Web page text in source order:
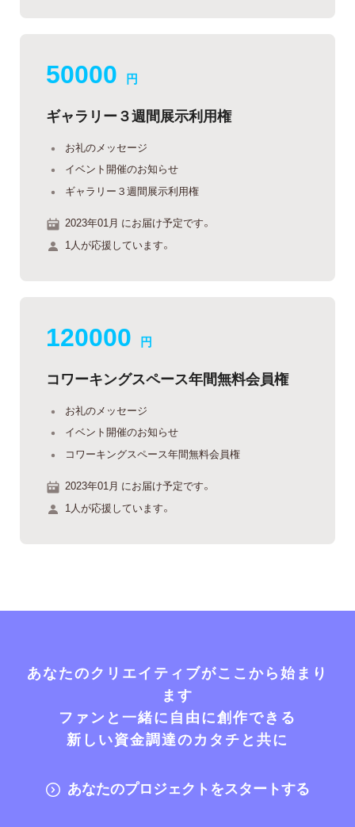
50000 円
ギャラリー３週間展示利用権
お礼のメッセージ
イベント開催のお知らせ
ギャラリー３週間展示利用権
2023年01月 にお届け予定です。
1人が応援しています。
120000 円
コワーキングスペース年間無料会員権
お礼のメッセージ
イベント開催のお知らせ
コワーキングスペース年間無料会員権
2023年01月 にお届け予定です。
1人が応援しています。
あなたのクリエイティブがここから始まり
ます
ファンと一緒に自由に創作できる
新しい資金調達のカタチと共に
あなたのプロジェクトをスタートする